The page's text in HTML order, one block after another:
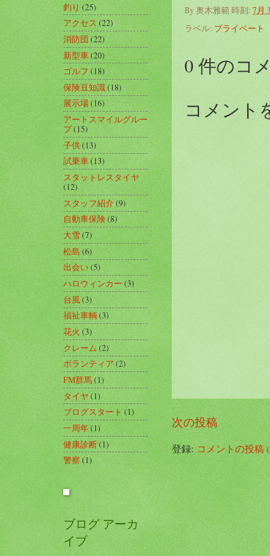
By奥木雅範 時刻: 7月
ラベル: プライベート
0 件のコ
コメント
次の投稿
登録:コメントの投稿
釣り(25)
アクセス(22)
消防団(22)
新型車(20)
ゴルフ(18)
保険豆知識(18)
展示場(16)
アートスマイルグルー
プ(15)
子供(13)
試乗車(13)
スタットレスタイヤ
(12)
スタッフ紹介(9)
自動車保険(8)
大雪(7)
松島 (6)
出会い(5)
ハロウィンカー(3)
台風(3)
福祉車輌 (3)
花火(3)
クレーム(2)
ボランティア(2)
FM群馬(1)
タイヤ(1)
ブログスタート(1)
一周年(1)
健康診断(1)
警察 (1)
ブログ アーカ
イブ